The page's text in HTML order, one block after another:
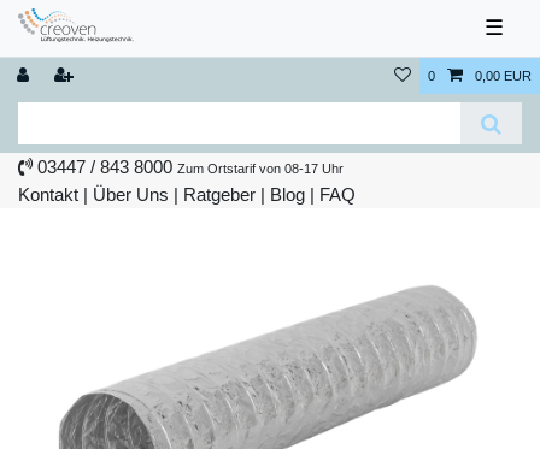
☰
0 0,00 EUR
03447 / 843 8000 Zum Ortstarif von 08-17 Uhr
Kontakt | Über Uns | Ratgeber | Blog | FAQ